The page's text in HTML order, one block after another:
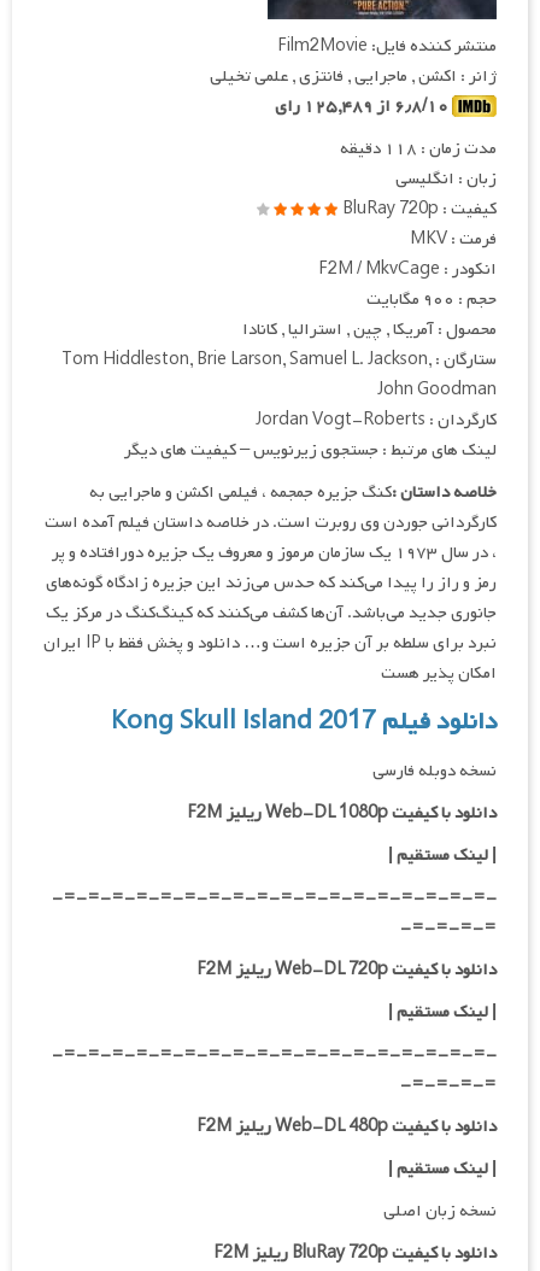
منتشر کننده فایل: Film2Movie
ژانر : اکشن , ماجرایی , فانتزی , علمی تخیلی
مدت زمان : ۱۱۸ دقیقه
زبان : انگلیسی
کیفیت : BluRay 720p
فرمت : MKV
انکودر : F2M / MkvCage
حجم : ۹۰۰ مگابایت
محصول : آمریکا , چین , استرالیا , کانادا
ستارگان : Tom Hiddleston, Brie Larson, Samuel L. Jackson,
John Goodman
کارگردان : Jordan Vogt-Roberts
لینک های مرتبط : جستجوی زیرنویس – کیفیت های دیگر
خلاصه داستان :کنگ جزیره جمجمه ، فیلمی اکشن و ماجرایی به
کارگردانی جوردن وی روبرت است. در خلاصه داستان فیلم آمده است
، در سال ۱۹۷۳ یک سازمان مرموز و معروف یک جزیره دورافتاده و پر
رمز و راز را پیدا می‌کند که حدس می‌زند این جزیره زادگاه گونه‌های
جانوری جدید می‌باشد. آن‌ها کشف می‌کنند که کینگ‌کنگ در مرکز یک
نبرد برای سلطه بر آن جزیره است و… دانلود و پخش فقط با IP ایران
امکان پذیر هست
دانلود فیلم Kong Skull Island 2017
نسخه دوبله فارسی
دانلود با کیفیت Web-DL 1080p ریلیز F2M
|لینک مستقیم|
-=-=-=-=-=-=-=-=-=-=-=-=-=-=-=-=-=-=-
=-=-=-=-
دانلود با کیفیت Web-DL 720p ریلیز F2M
|لینک مستقیم|
-=-=-=-=-=-=-=-=-=-=-=-=-=-=-=-=-=-=-
=-=-=-=-
دانلود با کیفیت Web-DL 480p ریلیز F2M
|لینک مستقیم|
نسخه زبان اصلی
دانلود با کیفیت BluRay 720p ریلیز F2M